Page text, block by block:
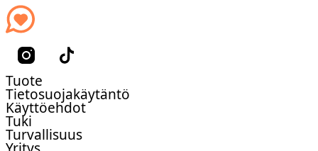
Tuote
Tietosuojakäytäntö
Käyttöehdot
Tuki
Turvallisuus